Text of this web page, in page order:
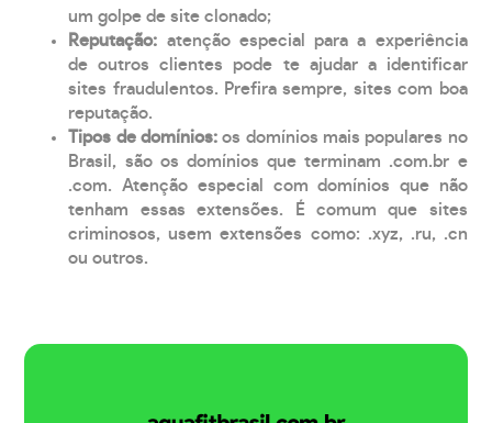
um golpe de site clonado;
Reputação: atenção especial para a experiência
de outros clientes pode te ajudar a identificar
sites fraudulentos. Prefira sempre, sites com boa
reputação.
Tipos de domínios:os domínios mais populares no
Brasil, são os domínios que terminam .com.br e
.com. Atenção especial com domínios que não
tenham essas extensões. É comum que sites
criminosos, usem extensões como: .xyz, .ru, .cn
ou outros.